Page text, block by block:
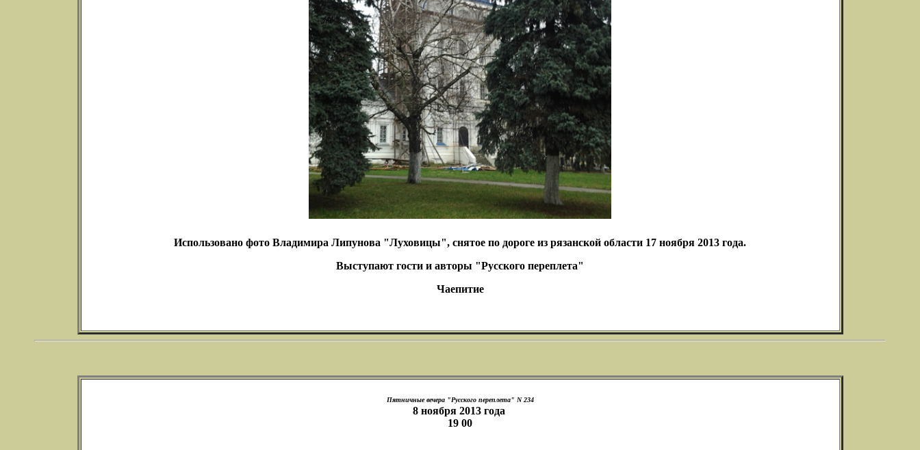
Использовано фото Владимира Липунова "Луховицы", снятое по дороге из рязанской области 17 ноября 2013 года.
Выступают гости и авторы "Русского переплета"
Чаепитие
Пятничные вечера "Русского переплета" N 234
8 ноября 2013 года
19 00